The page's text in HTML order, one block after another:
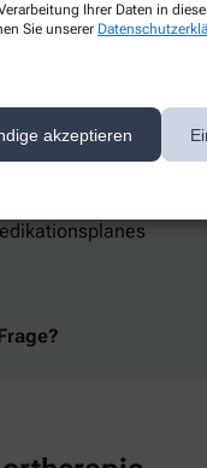
Ihrer Daten in
Sie unserer
akzeptieren
Interaktion,
für